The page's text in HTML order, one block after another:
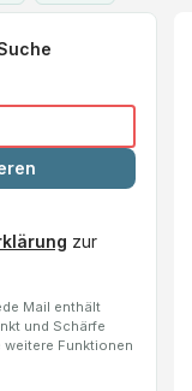
zur
Mail enthält
und Schärfe
Funktionen